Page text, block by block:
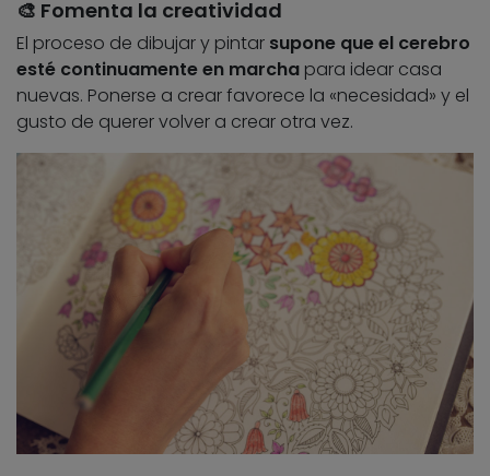
🎨 Fomenta la creatividad
El proceso de dibujar y pintar supone que el cerebro
esté continuamenteen marcha para idear casa
nuevas. Ponerse a crear favorece la «necesidad» y el
gusto de querer volver a crear otra vez.